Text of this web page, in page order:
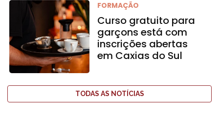
FORMAÇÃO
Curso gratuito para
garçons está com
inscrições abertas
em Caxias do Sul
TODAS AS NOTÍCIAS